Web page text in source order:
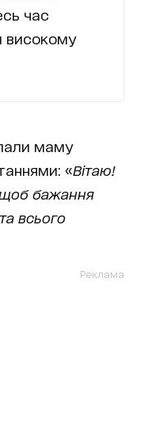
час
високому
маму
«Вітаю!
бажання
всього
Реклама